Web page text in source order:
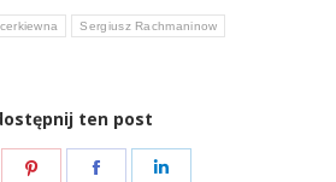
Sergiusz Rachmaninow
ten post
Share
Share